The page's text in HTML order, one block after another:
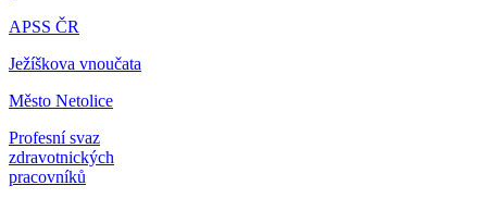
APSS ČR
Ježíškova vnoučata
Město Netolice
Profesní svaz
zdravotnických
pracovníků